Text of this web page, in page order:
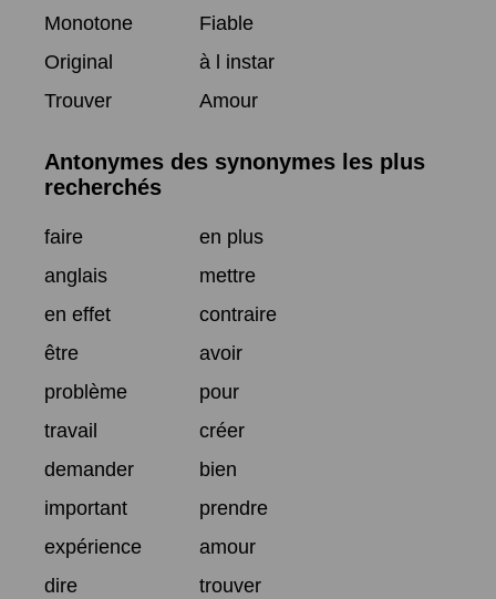
Monotone
Fiable
Original
à l instar
Trouver
Amour
Antonymes des synonymes les plus
recherchés
faire
en plus
anglais
mettre
en effet
contraire
être
avoir
problème
pour
travail
créer
demander
bien
important
prendre
expérience
amour
dire
trouver